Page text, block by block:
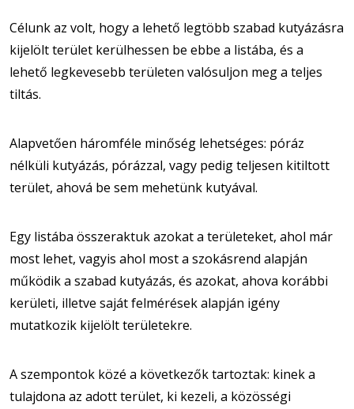
Célunk az volt, hogy a lehető legtöbb szabad kutyázásra
kijelölt terület kerülhessen be ebbe a listába, és a
lehető legkevesebb területen valósuljon meg a teljes
tiltás.
Alapvetően háromféle minőség lehetséges: póráz
nélküli kutyázás, pórázzal, vagy pedig teljesen kitiltott
terület, ahová be sem mehetünk kutyával.
Egy listába összeraktuk azokat a területeket, ahol már
most lehet, vagyis ahol most a szokásrend alapján
működik a szabad kutyázás, és azokat, ahova korábbi
kerületi, illetve saját felmérések alapján igény
mutatkozik kijelölt területekre.
A szempontok közé a következők tartoztak: kinek a
tulajdona az adott terület, ki kezeli, a közösségi